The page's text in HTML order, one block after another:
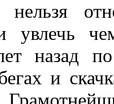
и увлечь
назад
и